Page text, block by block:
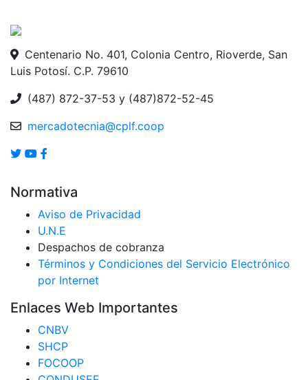
Centenario No. 401, Colonia Centro, Rioverde, San
Luis Potosí. C.P. 79610
(487) 872-37-53 y (487)872-52-45
mercadotecnia@cplf.coop
Normativa
Aviso de Privacidad
U.N.E
Despachos de cobranza
Términos y Condiciones del Servicio Electrónico
por Internet
Enlaces Web Importantes
CNBV
SHCP
FOCOOP